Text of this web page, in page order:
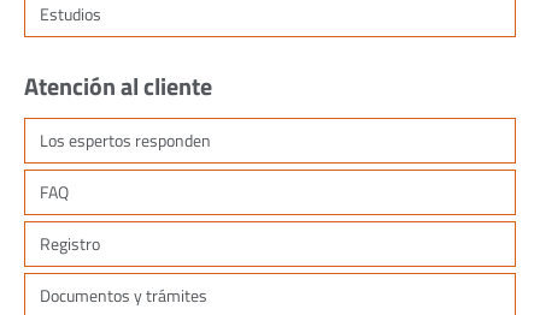
Estudios
Atención al cliente
Los espertos responden
FAQ
Registro
Documentos y trámites